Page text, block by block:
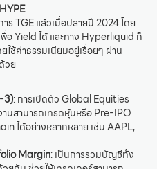
ร TGE แล้วเมื่อปลายปี 2024 โดย
อ Yield ได้ และทาง Hyperliquid ก็
ใช้ค่าธรรมเนียมอยู่เรื่อยๆ ผ่าน
วย
3): การเปิดตัว Global Equities
นสามารถเทรดหุ้นหรือ Pre-IPO
ได้อย่างหลากหลาย เช่น AAPL,
Margin: เป็นการรวมบัญชีทั้ง